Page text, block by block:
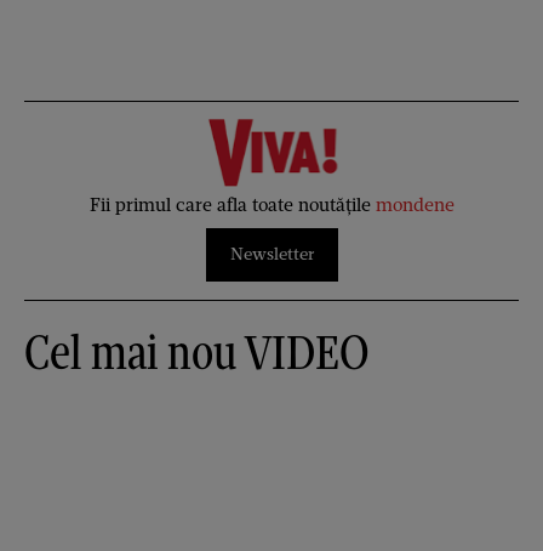
Fii primul care afla toate noutățile mondene
Newsletter
Cel mai nou VIDEO